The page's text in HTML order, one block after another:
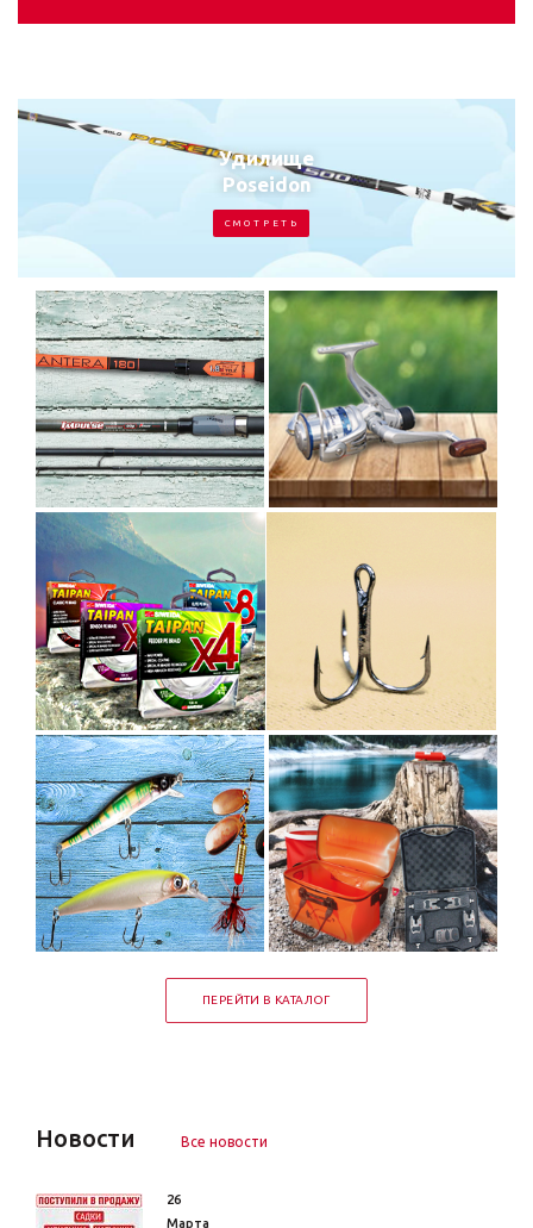
Удилище
Poseidon
С М О Т Р Е Т Ь
ПЕРЕЙТИ В КАТАЛОГ
Новости Все новости
26
Марта